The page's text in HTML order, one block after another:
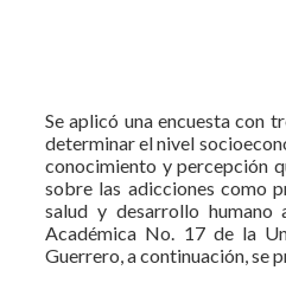
Se aplicó una encuesta con
determinar el nivel
conocimiento y percepción
sobre las adicciones como
salud y desarrollo humano
Académica No. 17 de la
Guerrero, a continuación, se